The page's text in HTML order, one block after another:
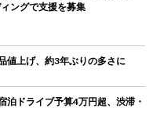
ングで支援を募集
値上げ、約3年ぶりの多さに
ドライブ予算4万円超、渋滞・